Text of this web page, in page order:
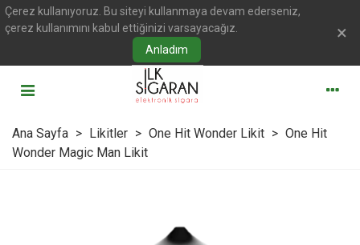
Çerez kullanıyoruz. Bu siteyi kullanmaya devam ederseniz,
çerez kullanımını kabul ettiğinizi varsayacağız.
Anladım
×
Ana Sayfa > Likitler > One Hit Wonder Likit > One Hit
Wonder Magic Man Likit